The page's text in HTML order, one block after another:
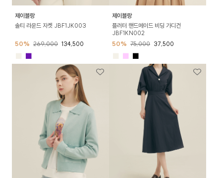
제이블랑
솔티 라운드 자켓 JBF1JK003
50% 269,000 134,500
■
제이블랑
플러터 핸드메이드 비딩 가디건
JBF1KN002
50% 75,000 37,500
■ ■